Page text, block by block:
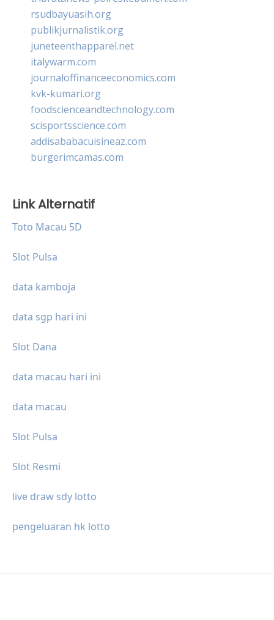
rsudbayuasih.org
publikjurnalistik.org
juneteenthapparel.net
italywarm.com
journaloffinanceeconomics.com
kvk-kumari.org
foodscienceandtechnology.com
scisportsscience.com
addisababacuisineaz.com
burgerimcamas.com
Link Alternatif
Toto Macau 5D
Slot Pulsa
data kamboja
data sgp hari ini
Slot Dana
data macau hari ini
data macau
Slot Pulsa
Slot Resmi
live draw sdy lotto
pengeluaran hk lotto